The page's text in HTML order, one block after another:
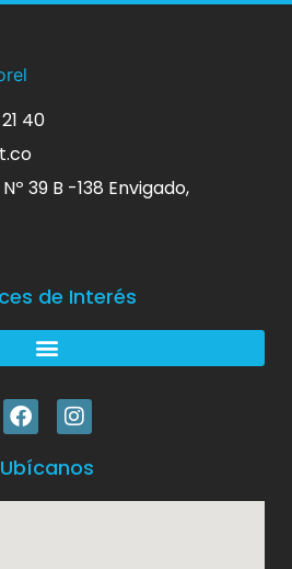
40
39 B -138 Envigado,
de Interés
Ubícanos